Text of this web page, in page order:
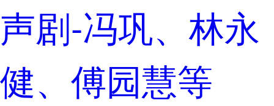
声剧-冯巩、林永
健、傅园慧等